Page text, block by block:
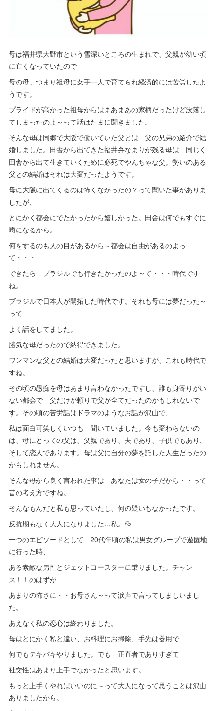
母は福井県大野市という雪深いところの生まれで、父親が幼い頃
に亡くなっていたので
母の母。つまり祖母に女手一人で育てられ経済的には苦労したよ
うです。
プライドが高かった祖母からはまあまあの家柄だったけど没落し
てしまったのよ～って話はたまに聞きました。
そんな母は同郷で大阪で働いていた父とは 父の兄弟の紹介で結
婚しました。田舎から出てきた福井弁なまりが残る母は 同じく
田舎から出て生きていくために必死でやんちゃな父。勢いのある
父との結婚はそれは大変だったようです。
母に大阪に出てくるのは怖くなかったの？って聞いた事がありま
したが、
とにかく都会にでたかったから嬉しかった。田舎は何でもすぐに
噂になるから。
何をするのも人の目があるから～都会は自由があるのよっ
て・・・
できたら ブラジルでも行きたかったのよ～て・・・時代です
ね。
ブラジルで日本人が開拓した時代です。それも母には夢だった～
って
よく話をしてました。
勝気な母だったので納得できました。
ワンマンな父との結婚は大変だったと思いますが、これも時代で
すね。
その頃の愚痴を母はあまり言わなかったですし、誰も身寄りがい
ない都会で 父だけが頼りで父が全てだったのかもしれないで
す。その頃の苦労話はドラマのようなお話が沢山で、
私は面白可笑しくいつも 聞いていました。今も変わらないの
は、母にとっての父は、父親であり、夫であり、子供でもあり、
そして恋人であります。母は父に自分の夢を託した人生だったの
かもしれません。
そんな母から良く言われた事は あなたは女の子だから・・って
昔の考え方ですね。
そんなもんだと私も思っていたし、何の疑いもなかったです。
反抗期もなく大人になりました…私。💦
一つのエピソードとして 20代年頃の私は男女グループで遊園地
に行った時、
ある素敵な男性とジェットコースターに乗りました。チャン
ス！！のはずが
あまりの怖さに・・お母さん～って涙声で言ってしましいまし
た。
あえなく私の恋心は終わりました。
母はとにかく私と違い、お料理にお掃除、手先は器用で
何でもテキパキやりました。でも 正直者でありすぎて
社交性はあまり上手でなかったと思います。
もっと上手くやればいいのに～って大人になって思うことは沢山
ありましたから。